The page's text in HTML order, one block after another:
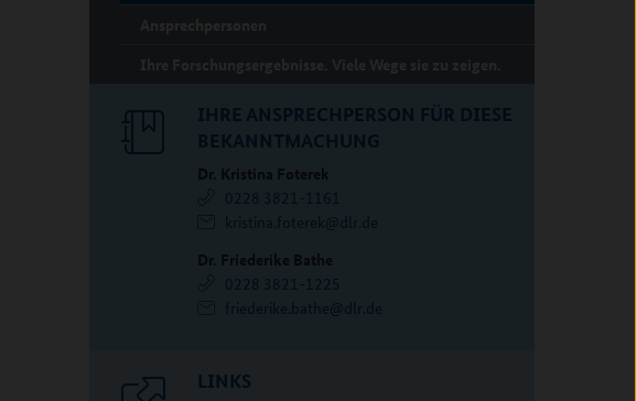
IHRE ANSPRECHPERSON FÜR DIESE
BEKANNTMACHUNG
Dr. Kristina Foterek
0228 3821-1161
kristina.foterek@dlr.de
Dr. Friederike Bathe
0228 3821-1225
friederike.bathe@dlr.de
LINKS